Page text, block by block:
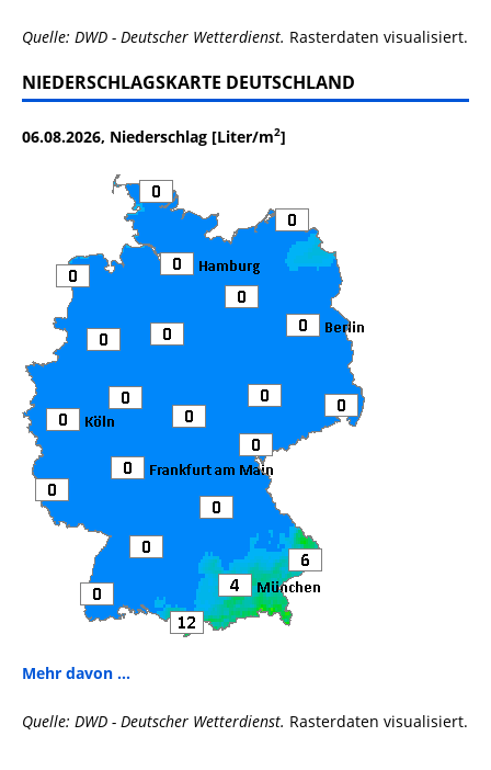
Quelle: DWD - Deutscher Wetterdienst. Rasterdaten visualisiert.
NIEDERSCHLAGSKARTE DEUTSCHLAND
06.08.2026, Niederschlag [Liter/m2]
Mehr davon ...
Quelle: DWD - Deutscher Wetterdienst. Rasterdaten visualisiert.